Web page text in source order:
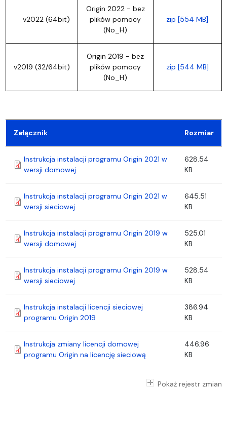
v2022 (64bit)
Origin 2022 - bez
plików pomocy
(No_H)
zip [554 MB]
v2019 (32/64bit)
Origin 2019 - bez
plików pomocy
(No_H)
zip [544 MB]
Załącznik Rozmiar
Instrukcja instalacji programu Origin 2021 w
wersji domowej
628.54
KB
Instrukcja instalacji programu Origin 2021 w
wersji sieciowej
645.51
KB
Instrukcja instalacji programu Origin 2019 w
wersji domowej
525.01
KB
Instrukcja instalacji programu Origin 2019 w
wersji sieciowej
528.54
KB
Instrukcja instalacji licencji sieciowej
programu Origin 2019
386.94
KB
Instrukcja zmiany licencji domowej
programu Origin na licencję sieciową
446.96
KB
Pokaż rejestr zmian